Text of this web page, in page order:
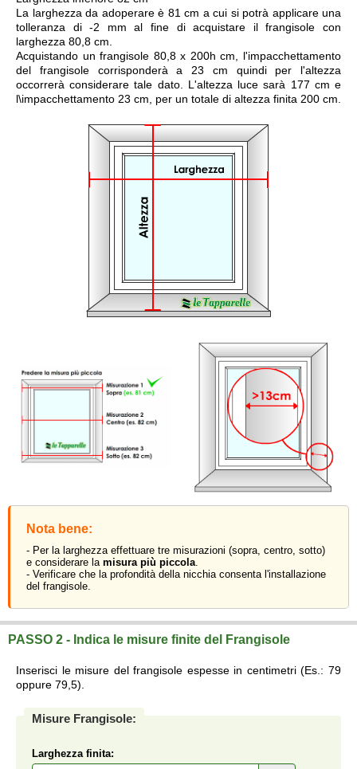
La larghezza da adoperare è 81 cm a cui si potrà applicare una
tolleranza di -2 mm al fine di acquistare il frangisole con
larghezza 80,8 cm.
Acquistando un frangisole 80,8 x 200h cm, l'impacchettamento
del frangisole corrisponderà a 23 cm quindi per l'altezza
occorrerà considerare tale dato. L'altezza luce sarà 177 cm e
l\impacchettamento 23 cm, per un totale di altezza finita 200 cm.
Nota bene:
- Per la larghezza effettuare tre misurazioni (sopra, centro, sotto)
e considerare la misura più piccola
- Verificare che la profondità della nicchia consenta l'installazione
del frangisole.
PASSO 2 - Indica le misure finite del Frangisole
Inserisci le misure del frangisole espesse in centimetri (Es.: 79
oppure 79,5).
Misure Frangisole:
Larghezza finita: